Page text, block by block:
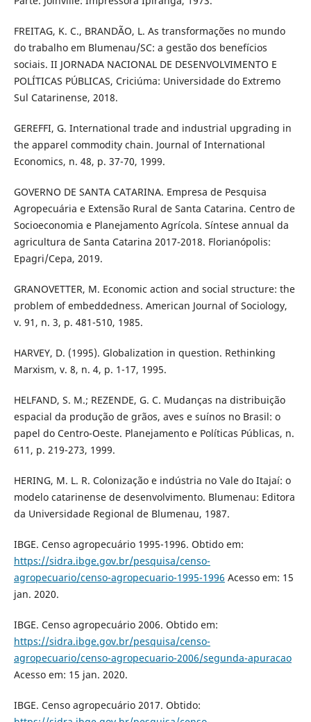
FREITAG, K. C., BRANDÃO, L. As transformações no mundo
do trabalho em Blumenau/SC: a gestão dos benefícios
sociais. II JORNADA NACIONAL DE DESENVOLVIMENTO E
POLÍTICAS PÚBLICAS, Criciúma: Universidade do Extremo
Sul Catarinense, 2018.
GEREFFI, G. International trade and industrial upgrading in
the apparel commodity chain. Journal of International
Economics, n. 48, p. 37-70, 1999.
GOVERNO DE SANTA CATARINA. Empresa de Pesquisa
Agropecuária e Extensão Rural de Santa Catarina. Centro de
Socioeconomia e Planejamento Agrícola. Síntese annual da
agricultura de Santa Catarina 2017-2018. Florianópolis:
Epagri/Cepa, 2019.
GRANOVETTER, M. Economic action and social structure: the
problem of embeddedness. American Journal of Sociology,
v. 91, n. 3, p. 481-510, 1985.
HARVEY, D. (1995). Globalization in question. Rethinking
Marxism, v. 8, n. 4, p. 1-17, 1995.
HELFAND, S. M.; REZENDE, G. C. Mudanças na distribuição
espacial da produção de grãos, aves e suínos no Brasil: o
papel do Centro-Oeste. Planejamento e Políticas Públicas, n.
611, p. 219-273, 1999.
HERING, M. L. R. Colonização e indústria no Vale do Itajaí: o
modelo catarinense de desenvolvimento. Blumenau: Editora
da Universidade Regional de Blumenau, 1987.
IBGE. Censo agropecuário 1995-1996. Obtido em:
https://sidra.ibge.gov.br/pesquisa/censo-
agropecuario/censo-agropecuario-1995-1996 Acesso em: 15
jan. 2020.
IBGE. Censo agropecuário 2006. Obtido em:
https://sidra.ibge.gov.br/pesquisa/censo-
agropecuario/censo-agropecuario-2006/segunda-apuracao
Acesso em: 15 jan. 2020.
IBGE. Censo agropecuário 2017. Obtido: